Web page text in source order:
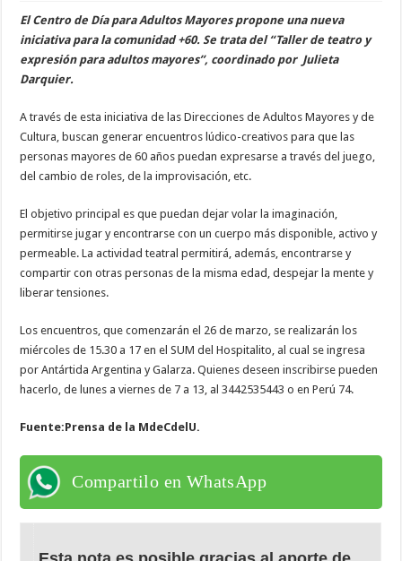
El Centro de Día para Adultos Mayores propone una nueva
iniciativa para la comunidad +60. Se trata del “Taller de teatro y
expresión para adultos mayores”, coordinado por Julieta
Darquier.
A través de esta iniciativa de las Direcciones de Adultos Mayores y de
Cultura, buscan generar encuentros lúdico-creativos para que las
personas mayores de 60 años puedan expresarse a través del juego,
del cambio de roles, de la improvisación, etc.
El objetivo principal es que puedan dejar volar la imaginación,
permitirse jugar y encontrarse con un cuerpo más disponible, activo y
permeable. La actividad teatral permitirá, además, encontrarse y
compartir con otras personas de la misma edad, despejar la mente y
liberar tensiones.
Los encuentros, que comenzarán el 26 de marzo, se realizarán los
miércoles de 15.30 a 17 en el SUM del Hospitalito, al cual se ingresa
por Antártida Argentina y Galarza. Quienes deseen inscribirse pueden
hacerlo, de lunes a viernes de 7 a 13, al 3442535443 o en Perú 74.
Fuente:Prensa de la MdeCdelU.
Compartilo en WhatsApp